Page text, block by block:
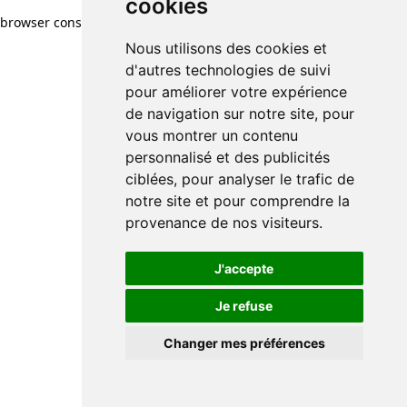
cookies
Nous utilisons des cookies et
d'autres technologies de suivi
pour améliorer votre expérience
de navigation sur notre site, pour
vous montrer un contenu
personnalisé et des publicités
ciblées, pour analyser le trafic de
notre site et pour comprendre la
provenance de nos visiteurs.
J'accepte
Je refuse
Changer mes préférences
browser console for more information)